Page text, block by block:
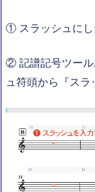
① スラッシュにし
② 記譜記号ツール
ュ符頭から『スラ